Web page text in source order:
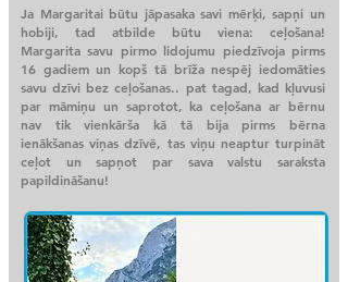
Ja Margaritai būtu jāpasaka savi mērķi, sapņi un
hobiji, tad atbilde būtu viena: ceļošana!
Margarita savu pirmo lidojumu piedzīvoja pirms
16 gadiem un kopš tā brīža nespēj iedomāties
savu dzīvi bez ceļošanas.. pat tagad, kad kļuvusi
par māmiņu un saprotot, ka ceļošana ar bērnu
nav tik vienkārša kā tā bija pirms bērna
ienākšanas viņas dzīvē, tas viņu neaptur turpināt
ceļot un sapņot par sava valstu saraksta
papildināšanu!